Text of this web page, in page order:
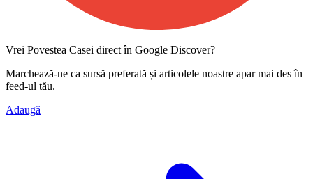
Vrei Povestea Casei direct în Google Discover?
Marchează-ne ca sursă preferată și articolele noastre apar mai des în
feed-ul tău.
Adaugă